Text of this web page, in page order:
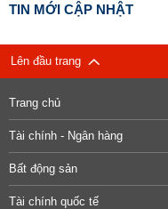
TIN MỚI CẬP NHẬT
Lên đầu trang
Trang chủ
Tài chính - Ngân hàng
Bất động sản
Tài chính quốc tế